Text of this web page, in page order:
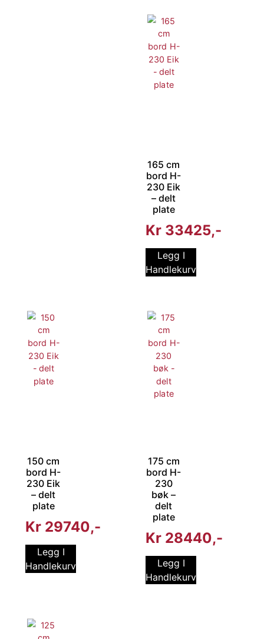
165 cm
bord H-
230 Eik
– delt
plate
Kr 33425
Legg I
Handlekurv
150 cm
bord H-
230 Eik
– delt
plate
Kr 29740
Legg I
Handlekurv
175 cm
bord H-
230
bøk –
delt
plate
Kr 28440
Legg I
Handlekurv